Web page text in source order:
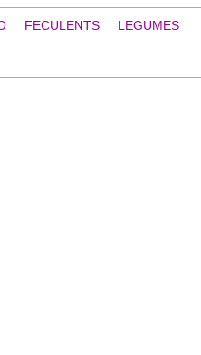
FECULENTS LEGUMES